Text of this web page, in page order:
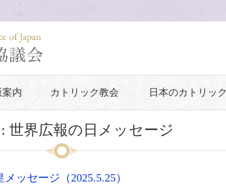
案内 カトリック教会 日本のカトリック
世界広報の日メッセージ
ッセージ（2025.5.25）